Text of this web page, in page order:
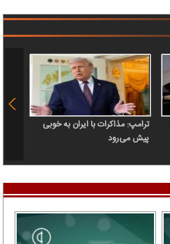
ترامپ: مذاکرات با ایران به خوبی
پیش می‌رود